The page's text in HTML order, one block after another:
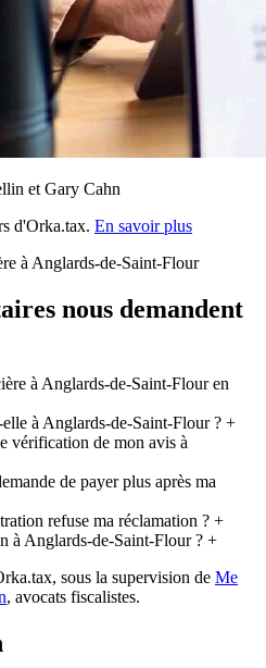
et Gary Cahn
d'Orka.tax. En savoir plus
à Anglards-de-Saint-Flour
nous demandent
à Anglards-de-Saint-Flour en
à Anglards-de-Saint-Flour ?+
vérification de mon avis à
de payer plus après ma
refuse ma réclamation ?+
à Anglards-de-Saint-Flour ?+
sous la supervision de Me
, avocats fiscalistes.